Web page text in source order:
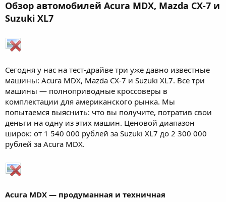
а
Обзор автомобилей Acura MDX, Mazda CX-7 и
Suzuki XL7
Сегодня у нас на тест-драйве три уже давно известные
машины: Acura MDX, Mazda CX-7 и Suzuki XL7. Все три
машины — полноприводные кроссоверы в
комплектации для американского рынка. Мы
попытаемся выяснить: что вы получите, потратив свои
деньги на одну из этих машин. Ценовой диапазон
широк: от 1 540 000 рублей за Suzuki XL7 до 2 300 000
рублей за Acura MDX.
Acura MDX — продуманная и техничная